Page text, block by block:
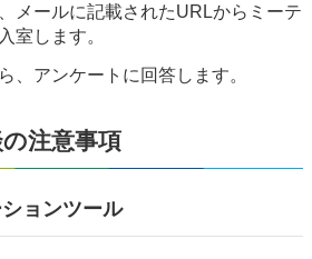
メールに記載されたURLからミーテ
室します。
、アンケートに回答します。
注意事項
ョンツール